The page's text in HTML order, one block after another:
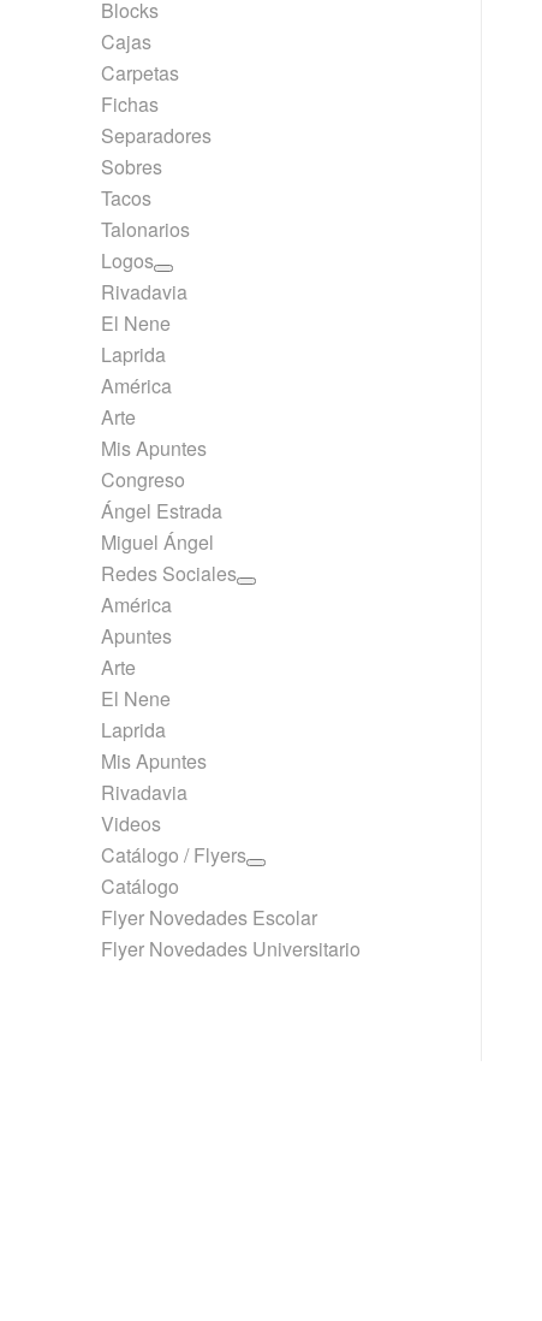
Blocks
Cajas
Carpetas
Fichas
Separadores
Sobres
Tacos
Talonarios
Logos
Rivadavia
El Nene
Laprida
América
Arte
Mis Apuntes
Congreso
Ángel Estrada
Miguel Ángel
Redes Sociales
América
Apuntes
Arte
El Nene
Laprida
Mis Apuntes
Rivadavia
Videos
Catálogo / Flyers
Catálogo
Flyer Novedades Escolar
Flyer Novedades Universitario